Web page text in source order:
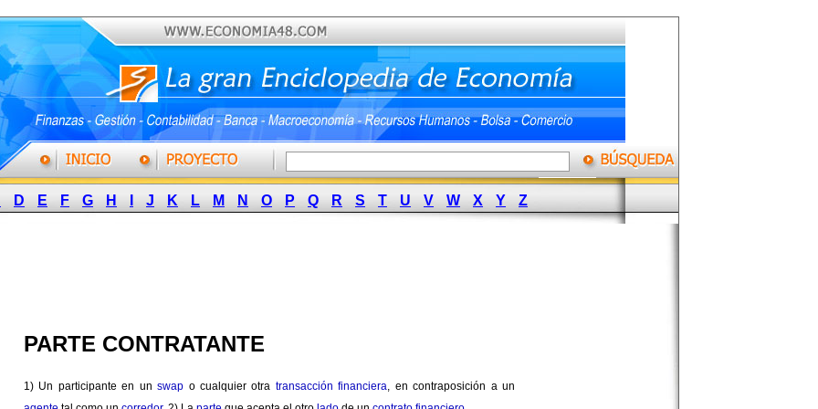
D E F G H J K L M N O P Q R S T U V W X Y Z
PARTE CONTRATANTE
1) Un participante en unswap o cualquier otra transacción financiera, en contraposición a un